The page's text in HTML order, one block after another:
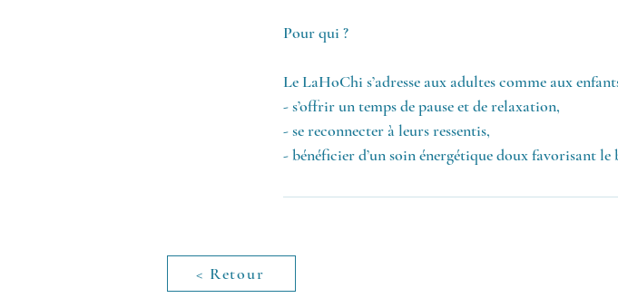
Pour qui ?
Le LaHoChi s’adresse aux adultes comme aux
- s’offrir un temps de pause et de relaxation,
- se reconnecter à leurs ressentis,
- bénéficier d’un soin énergétique doux favorisant
< Retour